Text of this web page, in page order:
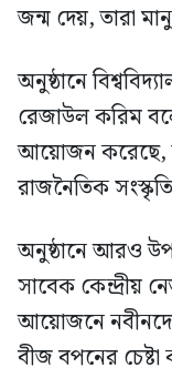
জন্ম দেয়, তারা
অনুষ্ঠানে
রেজাউল করিম
আয়োজন করেছে,
রাজনৈতিক
অনুষ্ঠানে আরও
সাবেক কেন্দ্রীয়
আয়োজনে
বীজ বপনের চেষ্টা